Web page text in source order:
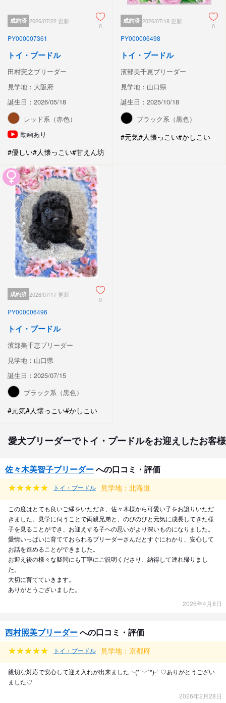
成約済 2026/07/22 更新
0
PY000007361
トイ・プードル
田村憲之ブリーダー
見学地：大阪府
誕生日：2026/05/18
レッド系（赤色）
動画あり
#優しい#人懐っこい#甘えん坊
成約済 2026/07/18 更新
0
PY000006498
トイ・プードル
濱部美千恵ブリーダー
見学地：山口県
誕生日：2025/10/18
ブラック系（黒色）
#元気#人懐っこい#かしこい
成約済 2026/07/17 更新
0
PY000006496
トイ・プードル
濱部美千恵ブリーダー
見学地：山口県
誕生日：2025/07/15
ブラック系（黒色）
#元気#人懐っこい#かしこい
愛犬ブリーダーでトイ・プードルをお迎えしたお客
佐々木美智子ブリーダーへの口コミ・評価
トイ・プードル 見学地：北海道
この度はとても良いご縁をいただき、佐々木様から可愛い子をお譲りいただ
きました。見学に伺うことで両親兄弟と、のびのびと元気に成長してきた様
子を見ることができ、お迎えする子への思いがより深いものになりました。
愛情いっぱいに育てておられるブリーダーさんだとすぐにわかり、安心して
お話を進めることができました。
お迎え後の様々な疑問にも丁寧にご説明くださり、納得して連れ帰りまし
た。
大切に育てていきます。
ありがとうございました。
2026年4月8日
西村照美ブリーダーへの口コミ・評価
トイ・プードル 見学地：京都府
親切な対応で安心して迎え入れが出来ました╰(*´︶`*)╯♡ありがとうござい
ました♡
2026年2月28日